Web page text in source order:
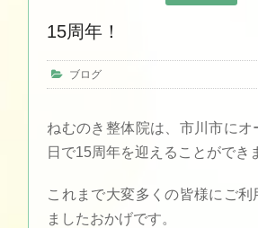
15周年！
ブログ
ねむのき整体院は、市川市にオ
日で15周年を迎えることができ
これまで大変多くの皆様にご利
ましたおかげです。